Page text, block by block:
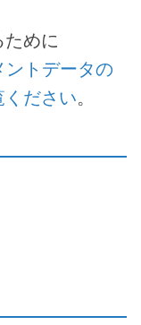
めに
ントデータの
ださい。